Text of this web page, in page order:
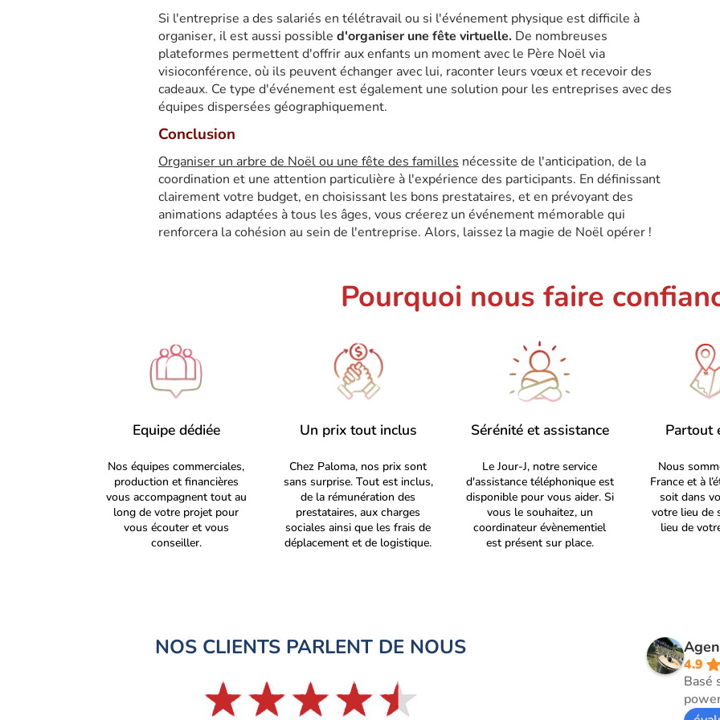
Si l'entreprise a des salariés en télétravail ou si l'événement physique est difficile à
organiser, il est aussi possible d'organiser une fête virtuelle. De nombreuses
plateformes permettent d'offrir aux enfants un moment avec le Père Noël via
visioconférence, où ils peuvent échanger avec lui, raconter leurs vœux et recevoir des
cadeaux. Ce type d'événement est également une solution pour les entreprises avec des
équipes dispersées géographiquement.
Conclusion
Organiser un arbre de Noël ou une fête des familles nécessite de l'anticipation, de la
coordination et une attention particulière à l'expérience des participants. En définissant
clairement votre budget, en choisissant les bons prestataires, et en prévoyant des
animations adaptées à tous les âges, vous créerez un événement mémorable qui
renforcera la cohésion au sein de l'entreprise. Alors, laissez la magie de Noël opérer !
Pourquoi nous faire
Equipe dédiée
Nos équipes commerciales,
production et financières
vous accompagnent tout au
long de votre projet pour
vous écouter et vous
conseiller.
Un prix tout inclus
Chez Paloma, nos prix sont
sans surprise. Tout est inclus,
de la rémunération des
prestataires, aux charges
sociales ainsi que les frais de
déplacement et de logistique.
Sérénité et assistance
Le Jour-J, notre service
d'assistance téléphonique est
disponible pour vous aider. Si
vous le souhaitez, un
coordinateur évènementiel
est présent sur place.
Partout
Nous
France et à
soit dans
votre lieu de
lieu de
NOS CLIENTS PARLENT DE NOUS
4.9
Basé